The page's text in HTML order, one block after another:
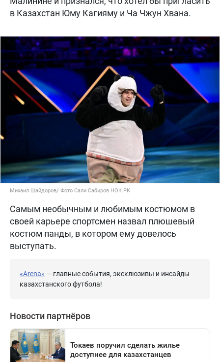
в Казахстан Юму Кагияму и Ча Чжун Хвана.
Михаил Шайдоров/ Фото Сали Сабиров НОК РК
Самым необычным и любимым костюмом в
своей карьере спортсмен назвал плюшевый
костюм панды, в котором ему довелось
выступать.
«Arena» — главные события, эксклюзивы и инсайды
казахстанского футбола!